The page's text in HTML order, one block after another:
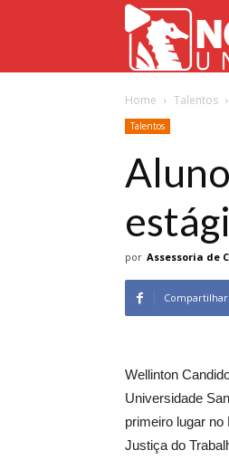
Home Talentos
Talentos
por Assessoria de
Wellinton
Universidade
primeiro lugar
Justiça do